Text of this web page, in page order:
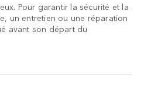
Pour garantir la sécurité et la
un entretien ou une réparation
avant son départ du